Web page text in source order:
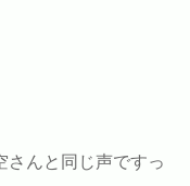
さんと同じ声ですっ